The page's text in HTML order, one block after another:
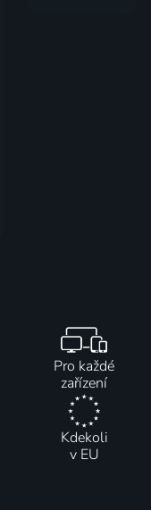
Pro každé
zařízení
Kdekoli
v EU